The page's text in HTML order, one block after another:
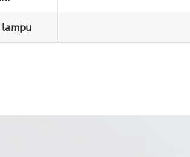
lampu